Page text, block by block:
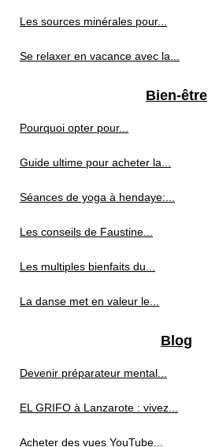
Les sources minérales pour...
Se relaxer en vacance avec la...
Bien-être
Pourquoi opter pour...
Guide ultime pour acheter la...
Séances de yoga à hendaye:...
Les conseils de Faustine...
Les multiples bienfaits du...
La danse met en valeur le...
Blog
Devenir préparateur mental...
EL GRIFO à Lanzarote : vivez...
Acheter des vues YouTube...